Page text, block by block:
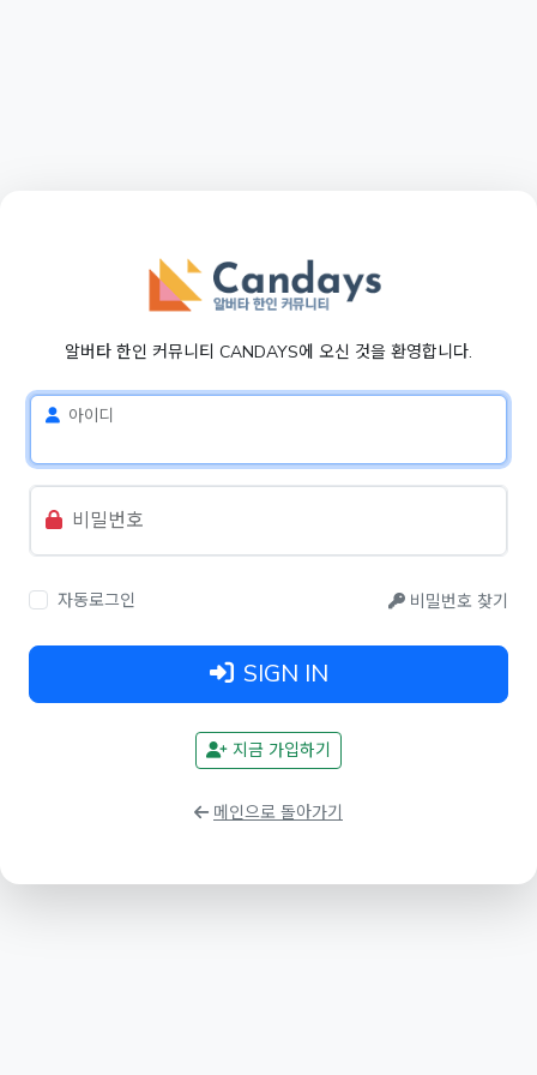
알버타 한인 커뮤니티 CANDAYS에 오신 것을 환영합니다.
아이디
비밀번호
자동로그인 비밀번호 찾기
SIGN IN
지금 가입하기
메인으로 돌아가기